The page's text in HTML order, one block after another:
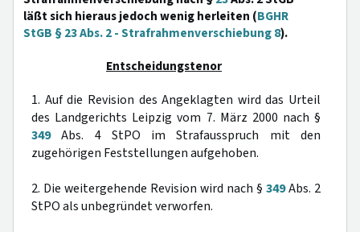
läßt sich hieraus jedoch wenig herleiten (BGHR
StGB § 23 Abs. 2 - Strafrahmenverschiebung 8).
Entscheidungstenor
1. Auf die Revision des Angeklagten wird das Urteil
des Landgerichts Leipzig vom 7. März 2000 nach §
349Abs. 4 StPO im Strafausspruch mit den
zugehörigen Feststellungen aufgehoben.
2. Die weitergehende Revision wird nach § 349Abs. 2
StPO als unbegründet verworfen.